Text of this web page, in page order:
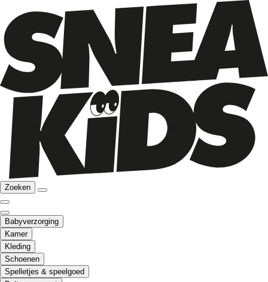
Zoeken
Babyverzorging
Kamer
Kleding
Schoenen
Spelletjes & speelgoed